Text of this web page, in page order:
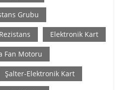
Grubu
Rezistans Elektronik Kart
Fan Motoru
Şalter-Elektronik Kart